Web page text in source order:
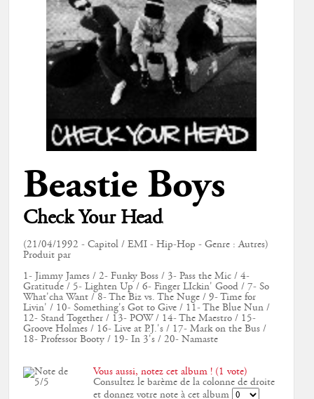
Beastie Boys
Check Your Head
(21/04/1992 - Capitol / EMI - Hip-Hop - Genre : Autres)
Produit par
1- Jimmy James / 2- Funky Boss / 3- Pass the Mic / 4-
Gratitude / 5- Lighten Up / 6- Finger LIckin' Good / 7- So
What'cha Want / 8- The Biz vs. The Nuge / 9- Time for
Livin' / 10- Something's Got to Give / 11- The Blue Nun /
12- Stand Together / 13- POW / 14- The Maestro / 15-
Groove Holmes / 16- Live at P.J.'s / 17- Mark on the Bus /
18- Professor Booty / 19- In 3's / 20- Namaste
Vous aussi, notez cet album ! (1 vote)
Consultez le barème de la colonne de droite
et donnez votre note à cet album